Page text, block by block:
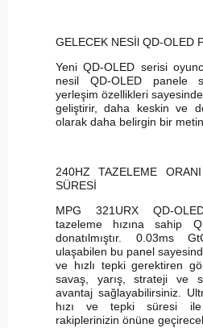
GELECEK NESİl QD-OLED
Yeni QD-OLED serisi
nesil QD-OLED panele
yerleşim özellikleri
geliştirir, daha keskin ve
olarak daha belirgin bir
240HZ TAZELEME
SÜRESİ
MPG 321URX QD-
tazeleme hızına sahip
donatılmıştır. 0.03ms
ulaşabilen bu panel
ve hızlı tepki gerektiren
savaş, yarış, strateji ve
avantaj sağlayabilirsiniz.
hızı ve tepki süresi
rakiplerinizin önüne